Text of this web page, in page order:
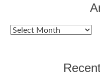
Archives